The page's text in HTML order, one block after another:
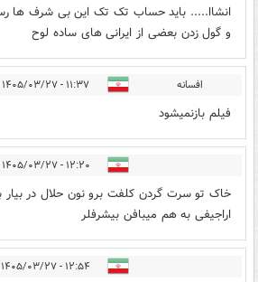
انشاا..... باید حساب تک تک این بی شرف ها
و گول زدن بعضی از ایرانی های ساده لوح
افسانه ۱۱:۳۷ - ۱۴۰۵/۰۳/۲۷
فیلم بازنمیشود
۱۲:۲۰ - ۱۴۰۵/۰۳/۲۷
خاک تو سرت گردن کلفت برو نون حلال در
اراجیفی به هم میبافن بیشرفلر
۱۲:۵۴ - ۱۴۰۵/۰۳/۲۷